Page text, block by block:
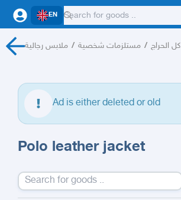
EN
ملابس رجالية / مستلزمات شخصية / كل الحراج
Ad is either deleted or old
Polo leather jacket